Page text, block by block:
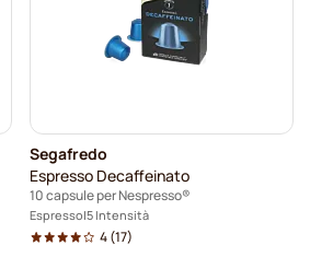
Segafredo
Espresso Decaffeinato
10 capsule per Nespresso®
Espresso 5 Intensità
4(17)